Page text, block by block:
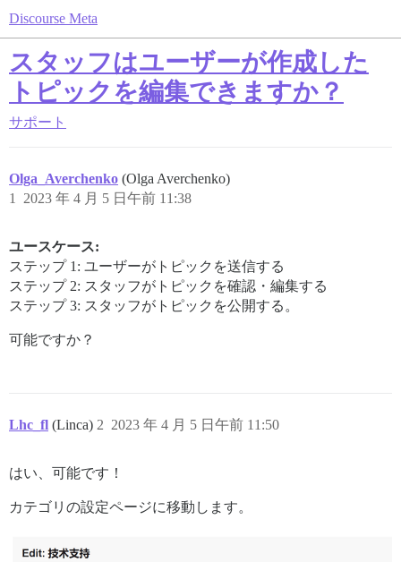
Discourse Meta
スタッフはユーザーが作成した
トピックを編集できますか？
サポート
Olga_Averchenko (Olga Averchenko)
2023 年 4 月 5 日午前 11:38
1
ユースケース:
ステップ 1: ユーザーがトピックを送信する
ステップ 2: スタッフがトピックを確認・編集する
ステップ 3: スタッフがトピックを公開する。
可能ですか？
Lhc_fl (Linca) 2023 年 4 月 5 日午前 11:50
2
はい、可能です！
カテゴリの設定ページに移動します。